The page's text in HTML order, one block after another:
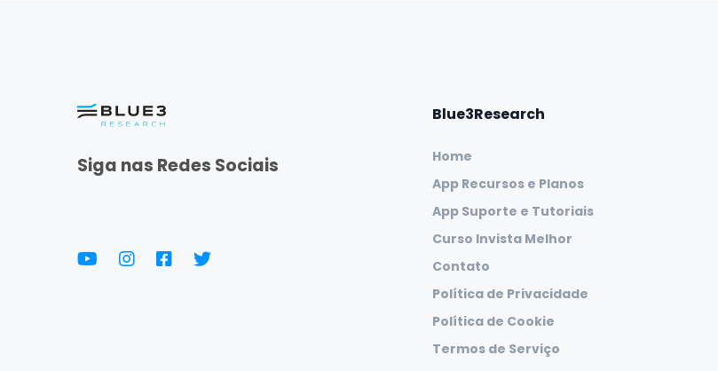
Siga nas Redes Sociais
Blue3Research
Home
App Recursos e Planos
App Suporte e Tutoriais
Curso Invista Melhor
Contato
Política de Privacidade
Política de Cookie
Termos de Serviço